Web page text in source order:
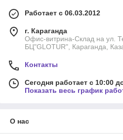
Работает с 06.03.2012
г. Караганда
Офис-витрина-Склад на ул.
БЦ"GLOTUR", Караганда,
Контакты
Сегодня работает с 10:00
Показать весь график
О нас